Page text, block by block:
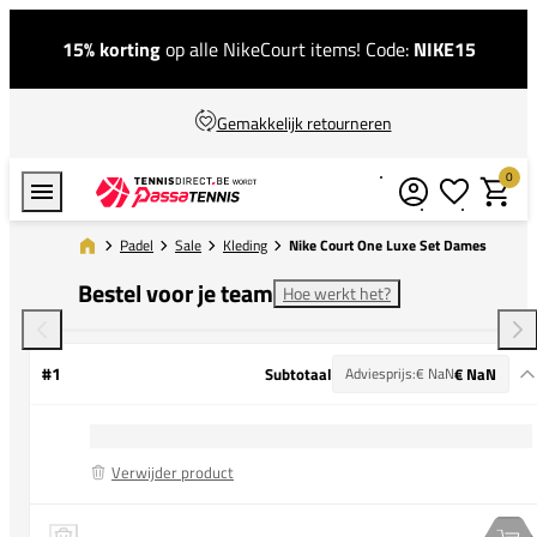
15% kortingop alle NikeCourt items! Code: NIKE15
Gemakkelijk retourneren
0
Padel Sale Kleding Nike Court One Luxe Set Dames
Bestel voor je team Hoe werkt het?
#1 Subtotaal Adviesprijs:€ NaN€ NaN
Verwijder product